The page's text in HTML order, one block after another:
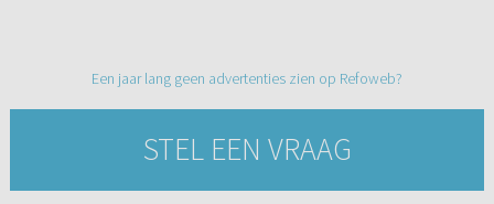
Een jaar lang geen advertenties zien op Refoweb?
STEL EEN VRAAG